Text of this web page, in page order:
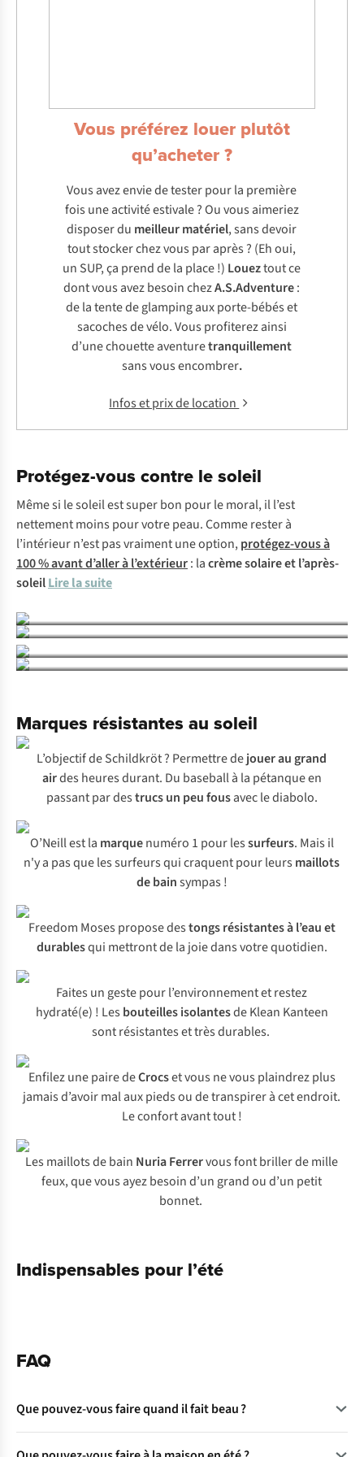
Vous préférez louer plutôt
qu’acheter ?
Vous avez envie de tester pour la première
fois une activité estivale ? Ou vous aimeriez
disposer du meilleurmatériel, sans devoir
tout stocker chez vous par après ? (Eh oui,
un SUP, ça prend de la place !) Loueztout ce
dont vous avez besoin chezA.S.Adventure:
de la tente de glamping aux porte-bébés et
sacoches de vélo. Vous profiterez ainsi
d’une chouette aventuretranquillement
sans vous encombrer.
Infos et prix de location
Protégez-vous contre le soleil
Même si le soleil est super bon pour le moral, il l’est
nettement moins pour votre peau. Comme rester à
l’intérieur n’est pas vraiment une option,protégez-vous à
100 % avant d’aller à l’extérieur: lacrème solaireet l’après-
soleilLire la suiteCrème solaire et après-soleil
T-shirts anti-UV
Marques résistantes au soleil
L’objectif de Schildkröt ? Permettre dejouer au grand
airdes heures durant. Du baseball à la pétanque en
passant par destrucs un peu fousavec le diabolo.
O’Neill est la marquenuméro 1 pour lessurfeurs. Mais il
n'y a pas que les surfeurs qui craquent pour leurs maillots
de bainsympas !
Freedom Moses propose destongs résistantes à l’eau et
durablesqui mettront de la joie dans votre quotidien.
Faites un geste pour l’environnement et restez
hydraté(e) ! Les bouteilles isolantesde Klean Kanteen
sont résistantes et très durables.
Enfilez une paire deCrocset vous ne vous plaindrez plus
jamais d’avoir mal aux pieds ou de transpirer à cet endroit.
Le confort avant tout !
Les maillots de bain Nuria Ferrervous font briller de mille
feux, que vous ayez besoin d’un grand ou d’un petit
bonnet.
Indispensables pour l’été
FAQ
Que pouvez-vous faire quand il fait beau ?